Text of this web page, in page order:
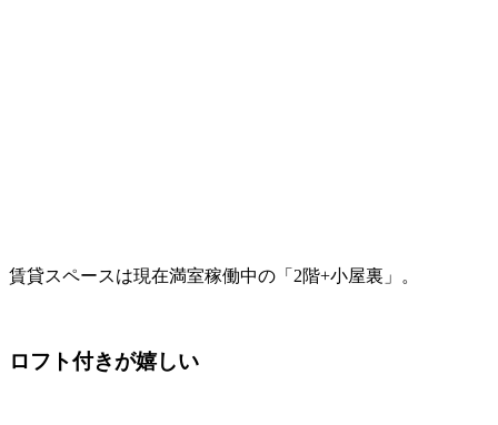
賃貸スペースは現在満室稼働中の「2階+小屋裏」。
ロフト付きが嬉しい